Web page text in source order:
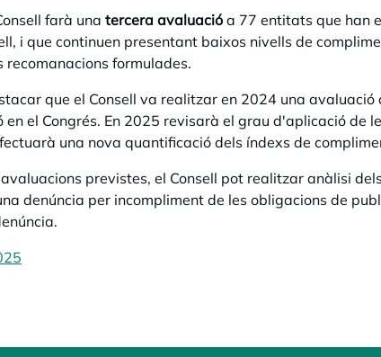
farà una tercera avaluació a 77 entitats que han
i que continuen presentant baixos nivells de
formulades.
que el Consell va realitzar en 2024 una avaluació
el Congrés. En 2025 revisarà el grau d'aplicació de
una nova quantificació dels índexs de
previstes, el Consell pot realitzar anàlisi
denúncia per incompliment de les obligacions de